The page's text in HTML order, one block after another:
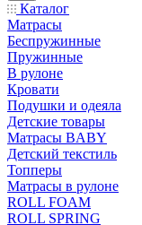
Каталог
Матрасы
Беспружинные
Пружинные
В рулоне
Кровати
Подушки и одеяла
Детские товары
Матрасы BABY
Детский текстиль
Топперы
Матрасы в рулоне
ROLL FOAM
ROLL SPRING